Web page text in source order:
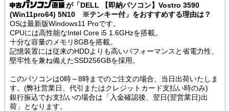
が「DELL 【即納パソコン】Vostro 3590
(Win11pro64) 5N10 ※テンキー付」をおすすめする理由は？
OSは最新版Windows11 Proです。
CPUには高性能なIntel Core i5 1.6GHzを搭載。
十分な容量のメモリ8GBを搭載。
記憶装置には従来のHDDよりも高いパフォーマンスと省電力性、
堅牢性を兼ね備えたSSD256GBを採用。
このパソコンは0時～8時までのご注文の場合、当日出荷いたしま
す。(弊社営業日、代引またはクレジットカード支払い時のみ)
銀行振込でお支払いの場合は「入金確認後、翌日(翌営業日)出
荷」となります。